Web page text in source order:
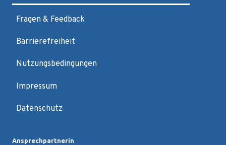
Fragen & Feedback
Barrierefreiheit
Nutzungsbedingungen
Impressum
Datenschutz
Ansprechpartnerin